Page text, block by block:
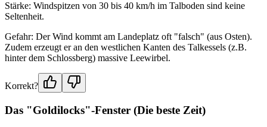
Stärke: Windspitzen von 30 bis 40 km/h im Talboden sind keine
Seltenheit.
Gefahr: Der Wind kommt am Landeplatz oft "falsch" (aus Osten).
Zudem erzeugt er an den westlichen Kanten des Talkessels (z.B.
hinter dem Schlossberg) massive Leewirbel.
Korrekt?
Das "Goldilocks"-Fenster (Die beste Zeit)